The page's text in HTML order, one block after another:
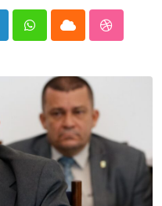
WhatsappCloud